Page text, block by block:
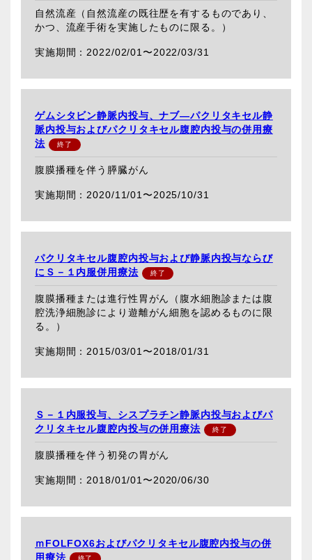
自然流産（自然流産の既往歴を有するものであり、
かつ、流産手術を実施したものに限る。）
2022/02/01〜2022/03/31
ゲムシタビン静脈内投与、ナブ―パクリタキセル静
脈内投与およびパクリタキセル腹腔内投与の併用療
法
腹膜播種を伴う膵臓がん
2020/11/01〜2025/10/31
パクリタキセル腹腔内投与および静脈内投与ならび
にＳ－１内服併用療法
腹膜播種または進行性胃がん（腹水細胞診または腹
腔洗浄細胞診により遊離がん細胞を認めるものに限
る。）
2015/03/01〜2018/01/31
Ｓ－１内服投与、シスプラチン静脈内投与およびパ
クリタキセル腹腔内投与の併用療法
腹膜播種を伴う初発の胃がん
2018/01/01〜2020/06/30
ｍFOLFOX6およびパクリタキセル腹腔内投与の併
用療法